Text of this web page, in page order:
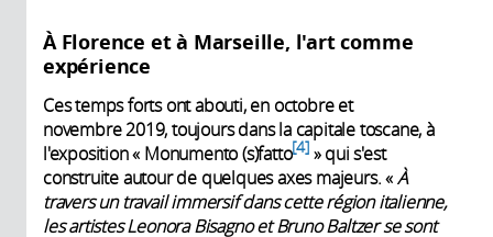
À Florence et à Marseille, l'art comme
expérience
Ces temps forts ont abouti, en octobre et
novembre 2019, toujours dans la capitale toscane, à
l'exposition « Monumento (s)fatto 4 » qui s'est
construite autour de quelques axes majeurs. «À
travers un travail immersif dans cette région italienne,
les artistes Leonora Bisagno et Bruno Baltzer se sont